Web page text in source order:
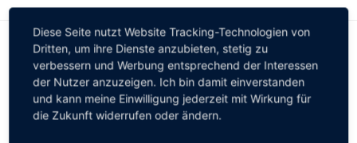
GOLFARRANGEMENTS
GOLF CARD
GOLF & WOMO
Vom 2. - 31. Mai 2016 feiertGOLFINO sein 30-jähriges
Jubiläumund lädt Sie als treuen Kunden ein, sich von
der Feierstimmung anstecken zu lassen! Es wartet ein
großes Gewinnspiel mit 30 tollen Tagespreisen auf
Sie! Wie wäre es zum Beispiel mit einer Reise nach
Diese Seite nutzt Website Tracking-Technologien von
Dritten, um ihre Dienste anzubieten, stetig zu
verbessern und Werbung entsprechend der Interessen
der Nutzer anzuzeigen. Ich bin damit einverstanden
und kann meine Einwilligung jederzeit mit Wirkung für
die Zukunft widerrufen oder ändern.